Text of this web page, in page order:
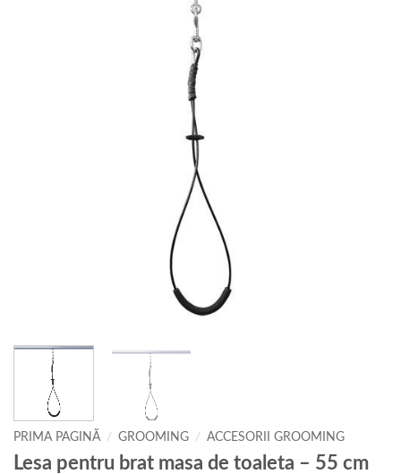
PRIMA PAGINĂ / GROOMING / ACCESORII GROOMING
Lesa pentru brat masa de toaleta – 55 cm